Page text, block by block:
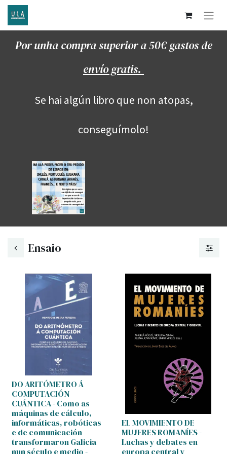
Por unha compra superior a 50€ gastos de
envío gratis.
Se hai algún libro que non atopas,
conseguímolo!
Ensaio
DO ARITÓMETRO Á
COMPUTACIÓN
CUÁNTICA - Como as
máquinas de cálculo,
informáticas, robóticas
e de comunicación
transformaron Galicia
nun século e medio -
EL MOVIMIENTO DE
MUJERES ROMANÍES -
Luchas y debates en
europa central y